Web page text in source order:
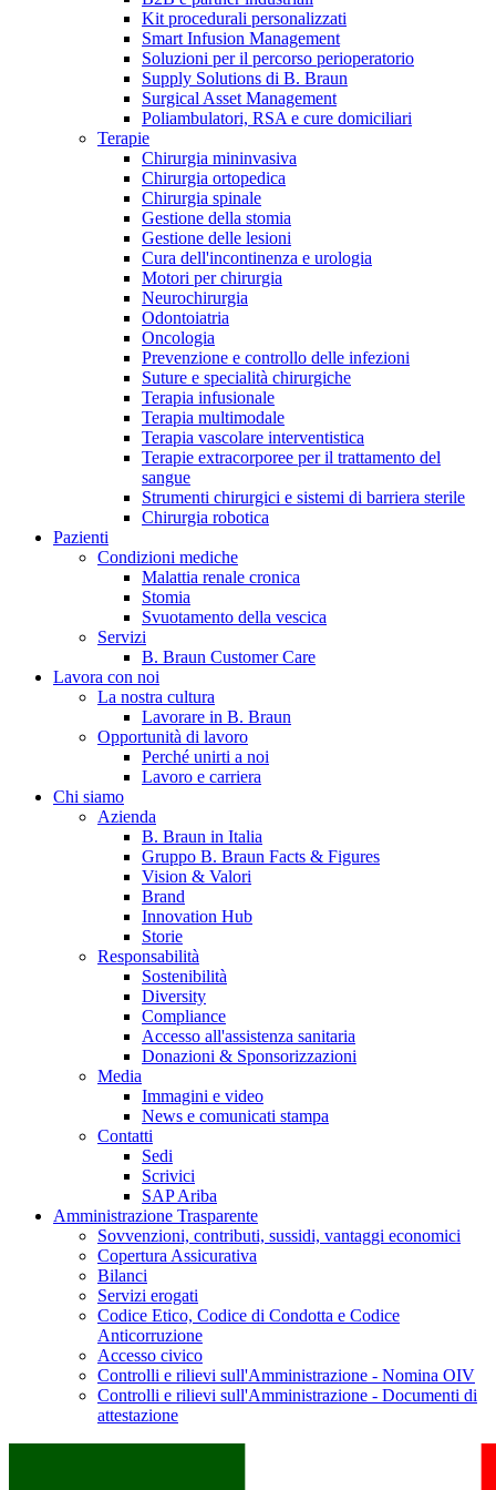
Catalogo prodotti
Trova il prodotto che stai cercando. Visita il catalogo B.
Braun con il nostro portfolio completo.
Hai domande o richieste? Scrivici per entrare subito in
contatto con un nostro referente.
B. Braun in Italia
Scopri chi siamo ed entra nel mondo di B. Braun in Italia: 4
sedi, 4 aziende, più di 700 dipendenti e un Centro di
Eccellenza a livello globale.
Kit procedurali personalizzati
Smart Infusion Management
Soluzioni per il percorso perioperatorio
Supply Solutions di B. Braun
Surgical Asset Management
Poliambulatori, RSA e cure domiciliari
Terapie
Chirurgia mininvasiva
Chirurgia ortopedica
Chirurgia spinale
Gestione della stomia
Gestione delle lesioni
Cura dell'incontinenza e urologia
Motori per chirurgia
Neurochirurgia
Odontoiatria
Oncologia
Prevenzione e controllo delle infezioni
Suture e specialità chirurgiche
Terapia infusionale
Terapia multimodale
Terapia vascolare interventistica
Terapie extracorporee per il trattamento del
sangue
Strumenti chirurgici e sistemi di barriera sterile
Chirurgia robotica
Pazienti
Condizioni mediche
Malattia renale cronica
Stomia
Svuotamento della vescica
Servizi
B. Braun Customer Care
Lavora con noi
La nostra cultura
Lavorare in B. Braun
Opportunità di lavoro
Perché unirti a noi
Lavoro e carriera
Chi siamo
Azienda
B. Braun in Italia
Gruppo B. Braun Facts & Figures
Vision & Valori
Brand
Innovation Hub
Storie
Responsabilità
Sostenibilità
Diversity
Compliance
Accesso all'assistenza sanitaria
Donazioni & Sponsorizzazioni
Media
Immagini e video
News e comunicati stampa
Contatti
Sedi
Scrivici
SAP Ariba
Amministrazione Trasparente
Sovvenzioni, contributi, sussidi, vantaggi economici
Copertura Assicurativa
Bilanci
Servizi erogati
Codice Etico, Codice di Condotta e Codice
Anticorruzione
Accesso civico
Controlli e rilievi sull'Amministrazione - Nomina OIV
Controlli e rilievi sull'Amministrazione - Documenti di
attestazione